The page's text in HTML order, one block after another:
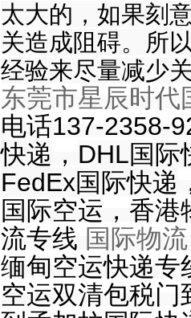
太大的，如果刻
关造成阻碍。所
经验来尽量减少
东莞市星辰时代
电话137-2358-
快递 ， DHL国际
FedEx国际快递
国际空运 ， 香港
流专线 国际物流
缅甸空运快递专
空运双清包税